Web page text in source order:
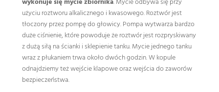
wykonuje się mycie zbiornika. Mycie odbywa się przy
użyciu roztworu alkalicznego i kwasowego. Roztwór jest
tłoczony przez pompę do głowicy. Pompa wytwarza bardzo
duże ciśnienie, które powoduje że roztwór jest rozpryskiwany
z dużą siłą na ścianki i sklepienie tanku. Mycie jednego tanku
wraz z płukaniem trwa około dwóch godzin. W kopule
odnajdziemy też wejście klapowe oraz wejścia do zaworów
bezpieczeństwa.